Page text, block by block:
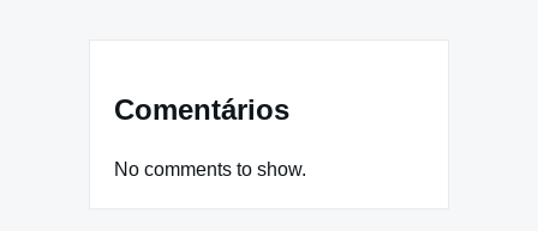
Comentários
No comments to show.